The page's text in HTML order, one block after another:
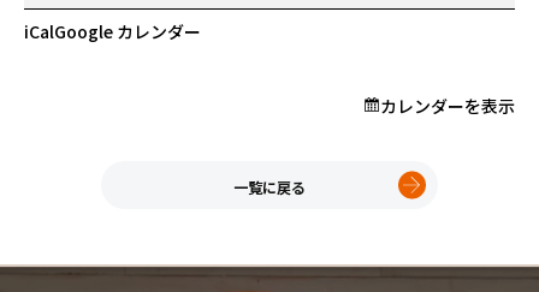
プロが教える「お役立ち情報」
RV岩槻店
iCalGoogle カレンダー
カレンダーを表示
一覧に戻る